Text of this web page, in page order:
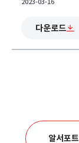
2023-03-16
다운로드
알서포